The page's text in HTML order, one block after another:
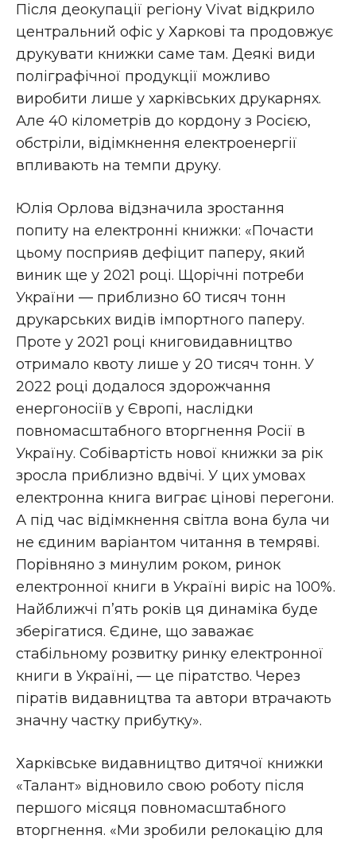
Після деокупації регіону Vivat відкрило
центральний офіс у Харкові та продовжує
друкувати книжки саме там. Деякі види
поліграфічної продукції можливо
виробити лише у харківських друкарнях.
Але 40 кілометрів до кордону з Росією,
обстріли, відімкнення електроенергії
впливають на темпи друку.
Юлія Орлова відзначила зростання
попиту на електронні книжки: «Почасти
цьому посприяв дефіцит паперу, який
виник ще у 2021 році. Щорічні потреби
України — приблизно 60 тисяч тонн
друкарських видів імпортного паперу.
Проте у 2021 році книговидавництво
отримало квоту лише у 20 тисяч тонн. У
2022 році додалося здорожчання
енергоносіїв у Європі, наслідки
повномасштабного вторгнення Росії в
Україну. Собівартість нової книжки за рік
зросла приблизно вдвічі. У цих умовах
електронна книга виграє цінові перегони.
А під час відімкнення світла вона була чи
не єдиним варіантом читання в темряві.
Порівняно з минулим роком, ринок
електронної книги в Україні виріс на 100%.
Найближчі п’ять років ця динаміка буде
зберігатися. Єдине, що заважає
стабільному розвитку ринку електронної
книги в Україні, — це піратство. Через
піратів видавництва та автори втрачають
значну частку прибутку».
Харківське видавництво дитячої книжки
«Талант» відновило свою роботу після
першого місяця повномасштабного
вторгнення. «Ми зробили релокацію для